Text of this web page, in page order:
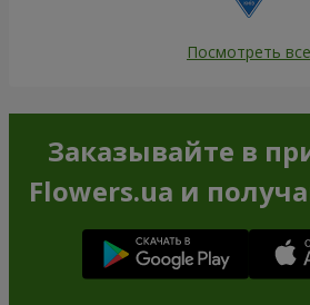
Посмотреть все
Заказывайте в
Flowers.ua и